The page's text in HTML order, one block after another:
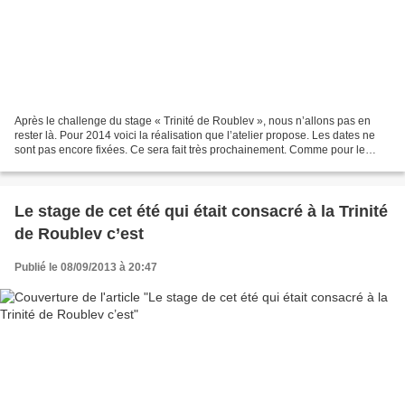
Après le challenge du stage « Trinité de Roublev », nous n’allons pas en
rester là. Pour 2014 voici la réalisation que l’atelier propose. Les dates ne
sont pas encore fixées. Ce sera fait très prochainement. Comme pour le
Le stage de cet été qui était consacré à la Trinité
de Roublev c’est
Publié le 08/09/2013 à 20:47